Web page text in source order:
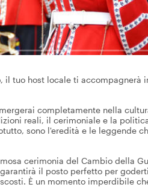
il tuo host locale ti accompagnerà
completamente nella
reali, il cerimoniale e la
sono l'eredità e le leggende
cerimonia del Cambio della
il posto perfetto per
È un momento imperdibile